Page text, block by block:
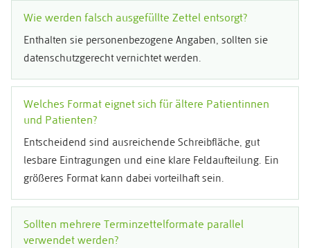
Wie werden falsch ausgefüllte Zettel entsorgt?
Enthalten sie personenbezogene Angaben, sollten sie
datenschutzgerecht vernichtet werden.
Welches Format eignet sich für ältere Patientinnen
und Patienten?
Entscheidend sind ausreichende Schreibfläche, gut
lesbare Eintragungen und eine klare Feldaufteilung. Ein
größeres Format kann dabei vorteilhaft sein.
Sollten mehrere Terminzettelformate parallel
verwendet werden?